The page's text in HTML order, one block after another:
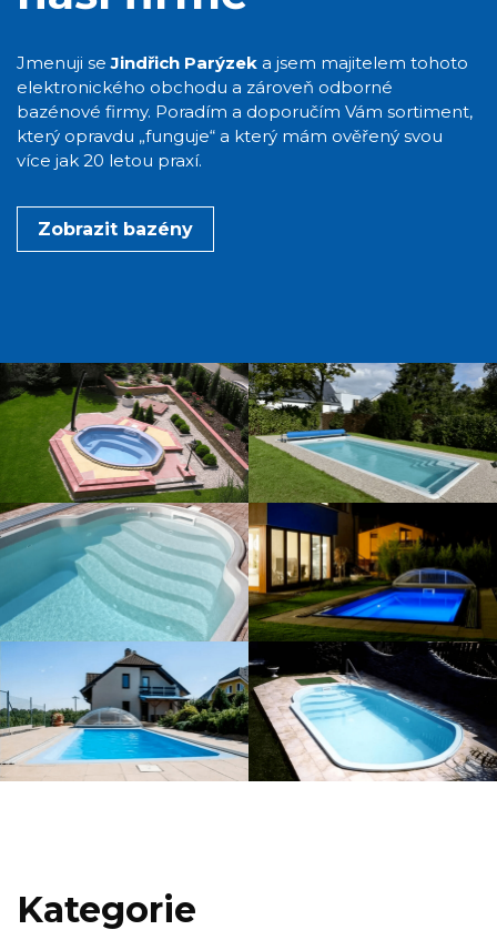
Jmenuji seJindřich Parýzek a jsem majitelem tohoto
elektronického obchodu a zároveň odborné
bazénové firmy. Poradím a doporučím Vám sortiment,
který opravdu „funguje“ a který mám ověřený svou
více jak 20 letou praxí.
Zobrazit bazény
Kategorie